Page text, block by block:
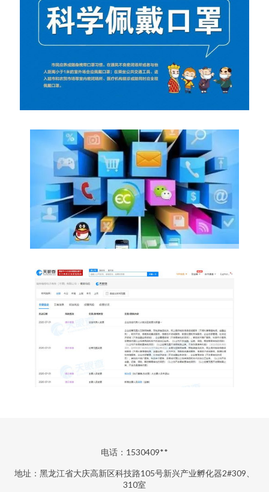
电话：1530409**
地址：黑龙江省大庆高新区科技路105号新兴产业孵化器2#309、
310室